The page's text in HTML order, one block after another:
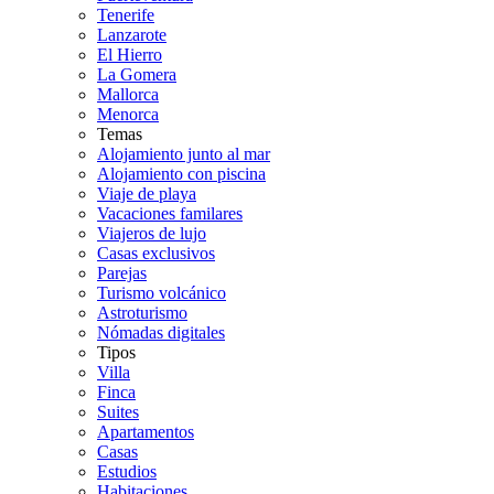
Tenerife
Lanzarote
El Hierro
La Gomera
Mallorca
Menorca
Temas
Alojamiento junto al mar
Alojamiento con piscina
Viaje de playa
Vacaciones familares
Viajeros de lujo
Casas exclusivos
Parejas
Turismo volcánico
Astroturismo
Nómadas digitales
Tipos
Villa
Finca
Suites
Apartamentos
Casas
Estudios